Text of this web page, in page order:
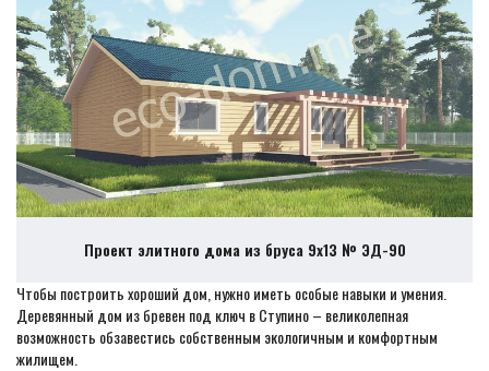
Проект элитного дома из бруса 9х13 № ЭД-90
Чтобы построить хороший дом, нужно иметь особые навыки и умения.
Деревянный дом из бревен под ключ в Ступино – великолепная
возможность обзавестись собственным экологичным и комфортным
жилищем.